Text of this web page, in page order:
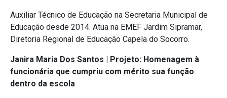
Auxiliar Técnico de Educação na Secretaria Municipal de
Educação desde 2014. Atua na EMEF Jardim Sipramar,
Diretoria Regional de Educação Capela do Socorro.
Janira Maria Dos Santos | Projeto: Homenagem à
funcionária que cumpriu com mérito sua função
dentro da escola